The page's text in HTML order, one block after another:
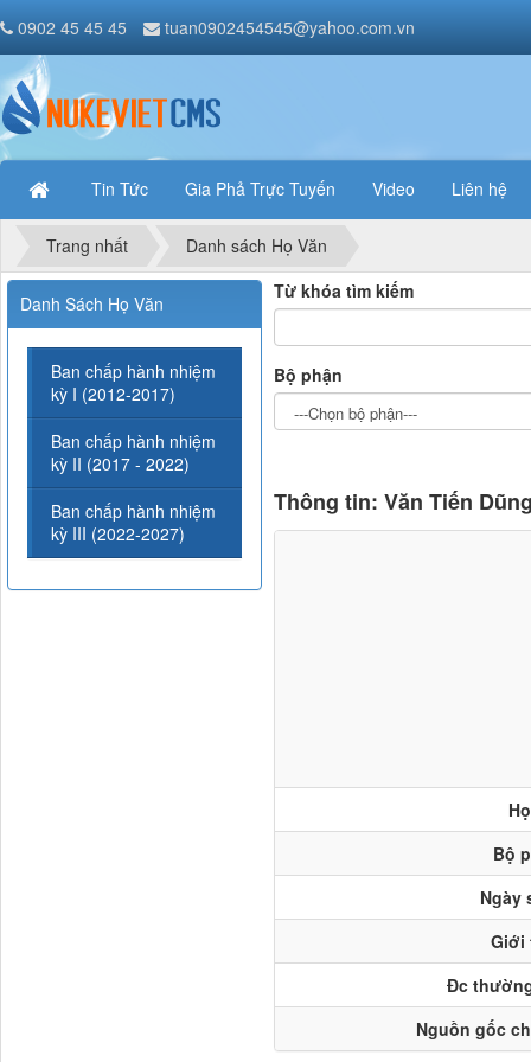
0902 45 45 45 tuan0902454545@yahoo.com.vn
Tin Tức Gia Phả Trực Tuyến Video Liên hệ
Trang nhất
Danh sách Họ Văn
Từ khóa tìm kiếm
Bộ phận
Thông tin: Văn Tiến
Bộ
Ngày
Giới
Đc
Nguồn gốc
Danh Sách Họ Văn
Ban chấp hành nhiệm
kỳ I (2012-2017)
Ban chấp hành nhiệm
kỳ II (2017 - 2022)
Ban chấp hành nhiệm
kỳ III (2022-2027)